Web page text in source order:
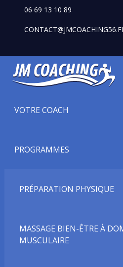
06 69 13 10 89
VOTRE COACH
PROGRAMMES
PRÉPARATION PHYSIQUE
MASSAGE BIEN-ÊTRE À
MUSCULAIRE